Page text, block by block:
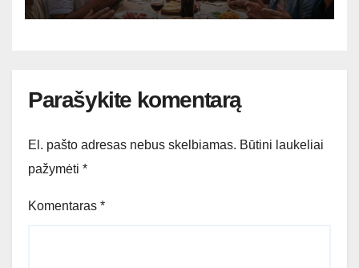
Parašykite komentarą
El. pašto adresas nebus skelbiamas. Būtini laukeliai
pažymėti *
Komentaras *